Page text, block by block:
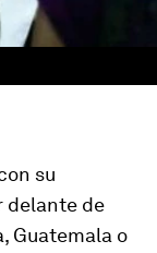
su
delante de
Guatemala o